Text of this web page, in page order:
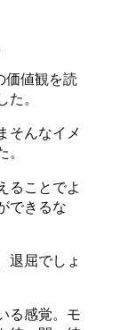
価値観を読
。
そんなイメ
ることでよ
できるな
退屈でしょ
る感覚。モ